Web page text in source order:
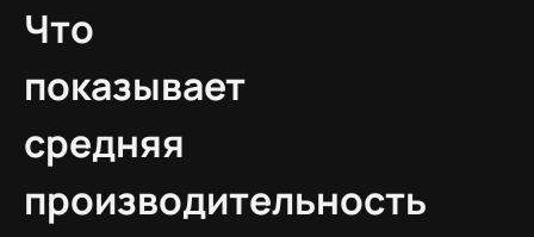
Что
показывает
средняя
производительность